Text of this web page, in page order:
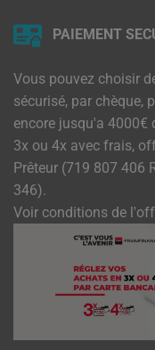
PAIEMENT
Vous pouvez choisir
sécurisé, par chèque,
encore jusqu'a 4000€
3x ou 4x avec frais,
Prêteur (719 807 406
346).
Voir conditions de